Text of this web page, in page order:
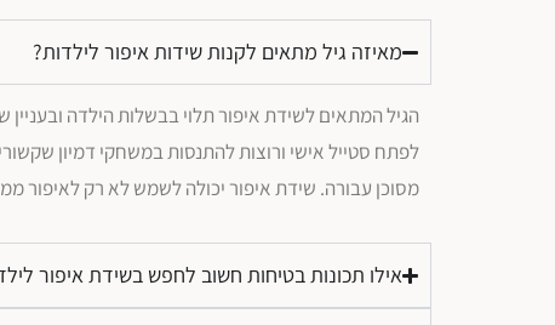
מאיזה גיל מתאים לקנות שידות איפור לילדות?
לפתח סטייל אישי ורוצות להתנסות במשחקי דמיון
מסוכן עבורה. שידת איפור יכולה לשמש לא רק לאיפור
אילו תכונות בטיחות חשוב לחפש בשידת איפור